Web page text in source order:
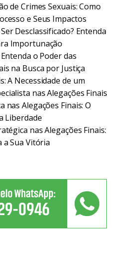
de Crimes Sexuais: Como
e Seus Impactos
Desclassificado? Entenda
Importunação
o Poder das
na Busca por Justiça
A Necessidade de um
nas Alegações Finais
nas Alegações Finais: O
Liberdade
nas Alegações Finais:
a Sua Vitória